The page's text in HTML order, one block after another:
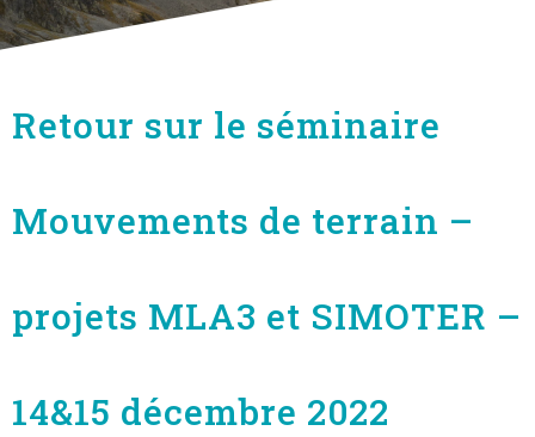
Retour sur le séminaire
Mouvements de terrain –
projets MLA3 et SIMOTER –
14&15 décembre 2022